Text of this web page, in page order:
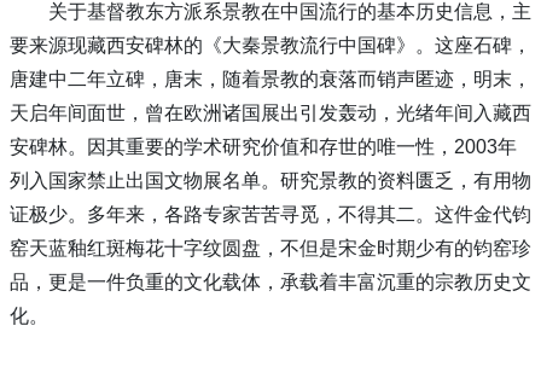
关于基督教东方派系景教在中国流行的基本历史信息，主
要来源现藏西安碑林的《大秦景教流行中国碑》。这座石碑，
唐建中二年立碑，唐末，随着景教的衰落而销声匿迹，明末，
天启年间面世，曾在欧洲诸国展出引发轰动，光绪年间入藏西
安碑林。因其重要的学术研究价值和存世的唯一性，2003年
列入国家禁止出国文物展名单。研究景教的资料匮乏，有用物
证极少。多年来，各路专家苦苦寻觅，不得其二。这件金代钧
窑天蓝釉红斑梅花十字纹圆盘，不但是宋金时期少有的钧窑珍
品，更是一件负重的文化载体，承载着丰富沉重的宗教历史文
化。